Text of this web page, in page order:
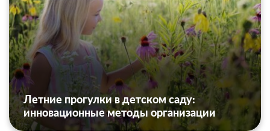
Летние прогулки в детском саду:
инновационные методы организации